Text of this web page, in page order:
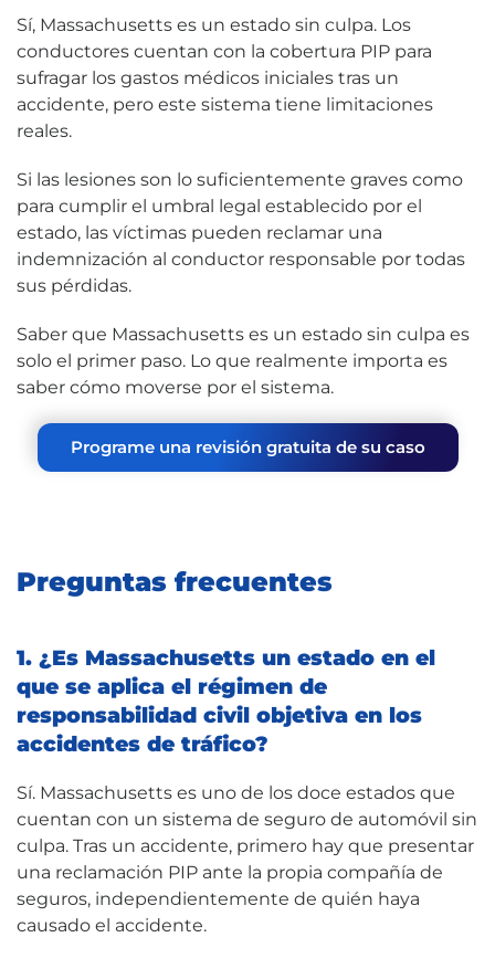
Sí, Massachusetts es un estado sin culpa. Los
conductores cuentan con la cobertura PIP para
sufragar los gastos médicos iniciales tras un
accidente, pero este sistema tiene limitaciones
reales.
Si las lesiones son lo suficientemente graves como
para cumplir el umbral legal establecido por el
estado, las víctimas pueden reclamar una
indemnización al conductor responsable por todas
sus pérdidas.
Saber que Massachusetts es un estado sin culpa es
solo el primer paso. Lo que realmente importa es
saber cómo moverse por el sistema.
Programe una revisión gratuita de su caso
Preguntas frecuentes
1. ¿Es Massachusetts un estado en el
que se aplica el régimen de
responsabilidad civil objetiva en los
accidentes de tráfico?
Sí. Massachusetts es uno de los doce estados que
cuentan con un sistema de seguro de automóvil sin
culpa. Tras un accidente, primero hay que presentar
una reclamación PIP ante la propia compañía de
seguros, independientemente de quién haya
causado el accidente.